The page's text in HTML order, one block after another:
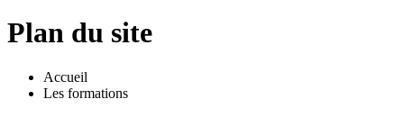
Plan du site
Accueil
Les formations